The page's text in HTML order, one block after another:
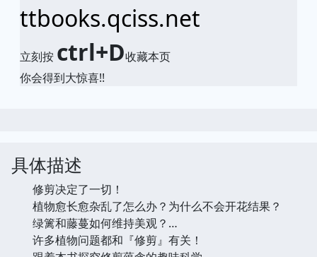
ttbooks.qciss.net
立刻按 ctrl+D收藏本页
你会得到大惊喜!!
具体描述
修剪决定了一切！
植物愈长愈杂乱了怎么办？为什么不会开花结果？
绿篱和藤蔓如何维持美观？…
许多植物问题都和『修剪』有关！